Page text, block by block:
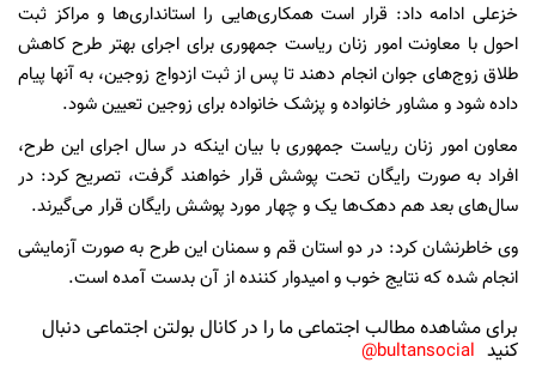
خزعلی ادامه داد: قرار است همکاری‌هایی را استانداری‌ها و مراکز ثبت
احول با معاونت امور زنان ریاست جمهوری برای اجرای بهتر طرح کاهش
طلاق زوج‌های جوان انجام دهند تا پس از ثبت ازدواج زوجین، به آنها پیام
داده شود و مشاور خانواده و پزشک خانواده برای زوجین تعیین شود.
معاون امور زنان ریاست جمهوری با بیان اینکه در سال اجرای این طرح،
افراد به صورت رایگان تحت پوشش قرار خواهند گرفت، تصریح کرد: در
سال‌های بعد هم دهک‌ها یک و چهار مورد پوشش رایگان قرار می‌گیرند.
وی خاطرنشان کرد: در دو استان قم و سمنان این طرح به صورت آزمایشی
انجام شده که نتایج خوب و امیدوار کننده از آن بدست آمده است.
برای مشاهده مطالب اجتماعی ما را در کانال بولتن اجتماعی دنبال
کنید bultansocial@